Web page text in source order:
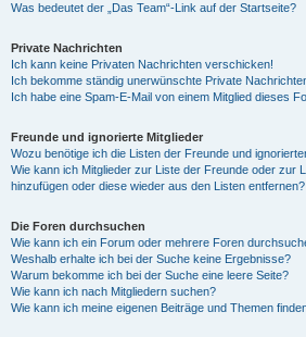
Was bedeutet der „Das Team“-Link auf der Startseite?
Private Nachrichten
Ich kann keine Privaten Nachrichten verschicken!
Ich bekomme ständig unerwünschte Private
Ich habe eine Spam-E-Mail von einem Mitglied dieses
Freunde und ignorierte Mitglieder
Wozu benötige ich die Listen der Freunde und
Wie kann ich Mitglieder zur Liste der Freunde oder zur
hinzufügen oder diese wieder aus den Listen entfernen?
Die Foren durchsuchen
Wie kann ich ein Forum oder mehrere Foren
Weshalb erhalte ich bei der Suche keine Ergebnisse?
Warum bekomme ich bei der Suche eine leere Seite?
Wie kann ich nach Mitgliedern suchen?
Wie kann ich meine eigenen Beiträge und Themen